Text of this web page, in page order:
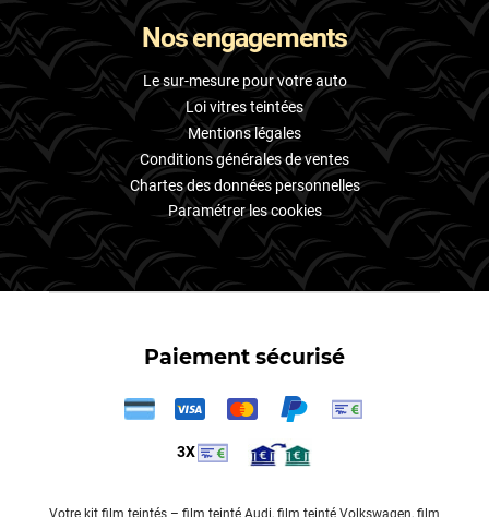
Nos engagements
Le sur-mesure pour votre auto
Loi vitres teintées
Mentions légales
Conditions générales de ventes
Chartes des données personnelles
Paramétrer les cookies
Paiement sécurisé
3X
Votre kit film teintés – film teinté Audi, film teinté Volkswagen, film